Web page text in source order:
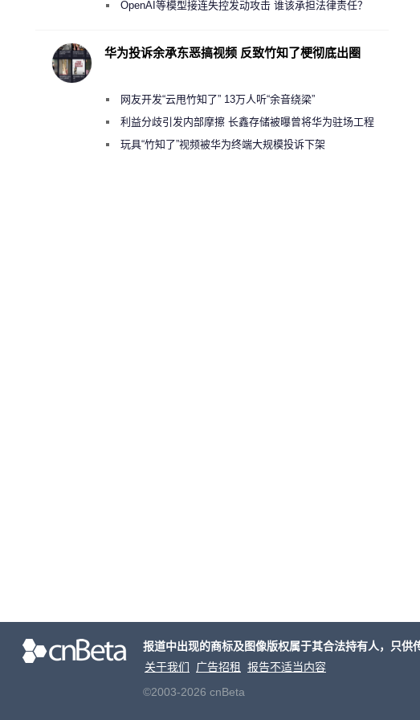
“反乌托邦”
OpenAI等模型接连失控发动攻击 谁该承担法律责任？
华为投诉余承东恶搞视频 反致竹知了梗彻底出圈
网友开发“云甩竹知了” 13万人听“余音绕梁”
利益分歧引发内部摩擦 长鑫存储被曝曾将华为驻场工程
师驱逐出研发基地
玩具“竹知了”视频被华为终端大规模投诉下架
报道中出现的商标及图像版权属于其合法持有人，只供
关于我们
广告招租
报告不适当内容
©2003-2026 cnBeta